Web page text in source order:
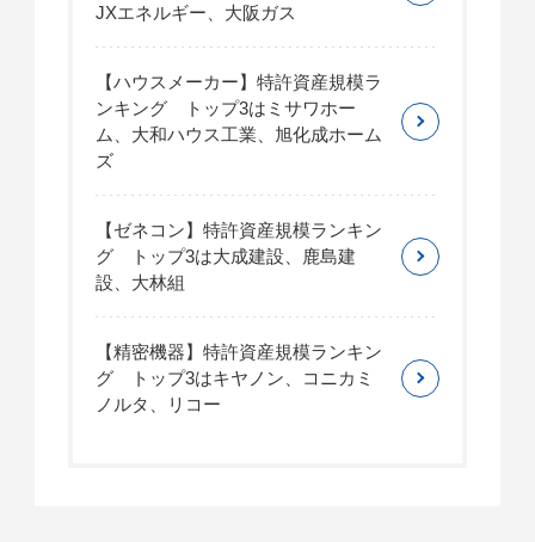
JXエネルギー、大阪ガス
【ハウスメーカー】特許資産規模ラ
ンキング トップ3はミサワホー
ム、大和ハウス工業、旭化成ホーム
ズ
【ゼネコン】特許資産規模ランキン
グ トップ3は大成建設、鹿島建
設、大林組
【精密機器】特許資産規模ランキン
グ トップ3はキヤノン、コニカミ
ノルタ、リコー